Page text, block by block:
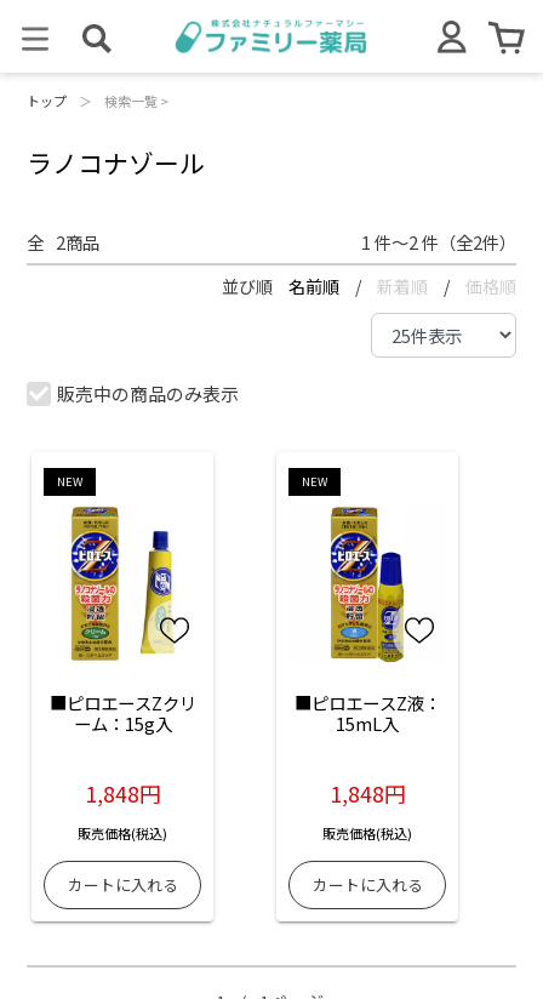
トップ ＞ 検索一覧 >
ラノコナゾール
全 2商品 1 件～2 件（全2件）
並び順 名前順 / 新着順 / 価格順
販売中の商品のみ表示
NEW
■ピロエースZクリ
ーム：15g入
1,848円
販売価格(税込)
NEW
■ピロエースZ液：
15mL入
1,848円
販売価格(税込)